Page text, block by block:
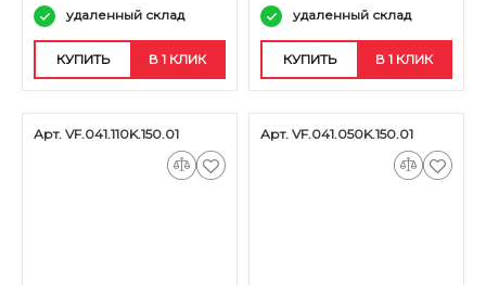
удаленный склад
КУПИТЬ В 1 КЛИК
удаленный склад
КУПИТЬ В 1 КЛИК
Арт. VF.041.110K.150.01 Арт. VF.041.050K.150.01